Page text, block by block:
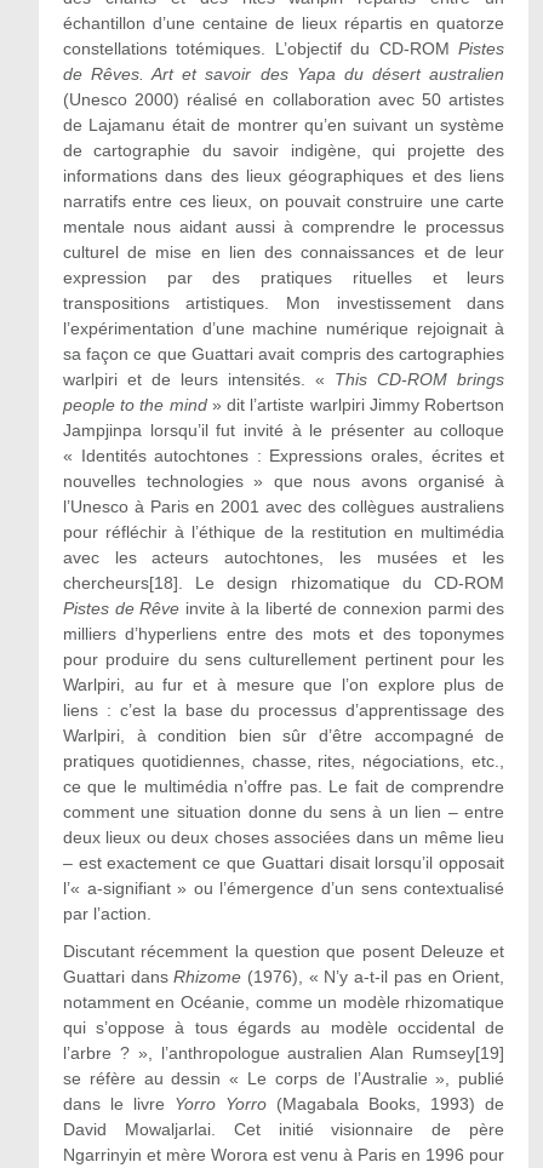
échantillon d’une centaine de lieux répartis en quatorze
constellations totémiques. L’objectif du CD-ROMPistes
de Rêves. Art et savoir des Yapa du désert australien
(Unesco 2000) réalisé en collaboration avec 50 artistes
de Lajamanu était de montrer qu’en suivant un système
de cartographie du savoir indigène, qui projette des
informations dans des lieux géographiques et des liens
narratifs entre ces lieux, on pouvait construire une carte
mentale nous aidant aussi à comprendre le processus
culturel de mise en lien des connaissances et de leur
expression par des pratiques rituelles et leurs
transpositions artistiques. Mon investissement dans
l’expérimentation d’une machine numérique rejoignait à
sa façon ce que Guattari avait compris des cartographies
warlpiri et de leurs intensités. « This CD-ROM brings
people to the mind» dit l’artiste warlpiri Jimmy Robertson
Jampjinpa lorsqu’il fut invité à le présenter au colloque
« Identités autochtones : Expressions orales, écrites et
nouvelles technologies » que nous avons organisé à
l’Unesco à Paris en 2001 avec des collègues australiens
pour réfléchir à l’éthique de la restitution en multimédia
avec les acteurs autochtones, les musées et les
chercheurs[18]. Le design rhizomatique du CD-ROM
Pistes de Rêve invite à la liberté de connexion parmi des
milliers d’hyperliens entre des mots et des toponymes
pour produire du sens culturellement pertinent pour les
Warlpiri, au fur et à mesure que l’on explore plus de
liens : c’est la base du processus d’apprentissage des
Warlpiri, à condition bien sûr d’être accompagné de
pratiques quotidiennes, chasse, rites, négociations, etc.,
ce que le multimédia n’offre pas. Le fait de comprendre
comment une situation donne du sens à un lien – entre
deux lieux ou deux choses associées dans un même lieu
– est exactement ce que Guattari disait lorsqu’il opposait
l’« a-signifiant » ou l’émergence d’un sens contextualisé
par l’action.
Discutant récemment la question que posent Deleuze et
Guattari dansRhizome (1976), « N’y a-t-il pas en Orient,
notamment en Océanie, comme un modèle rhizomatique
qui s’oppose à tous égards au modèle occidental de
l’arbre ? », l’anthropologue australien Alan Rumsey[19]
se réfère au dessin « Le corps de l’Australie », publié
dans le livre Yorro Yorro (Magabala Books, 1993) de
David Mowaljarlai. Cet initié visionnaire de père
Ngarrinyin et mère Worora est venu à Paris en 1996 pour